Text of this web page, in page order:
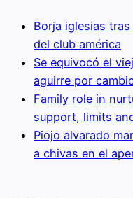
Borja iglesias
del club américa
Se equivocó el
aguirre por
Family role in
support, limits
Piojo alvarado
a chivas en el